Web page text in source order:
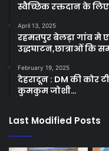
स्वैच्छिक रक्तदान के
April 13, 2025
रहमतपुर बेलड़ा गांव
उद्धघाटन,छात्राओं कि
February 19, 2025
देहरादून : DM की कोर
कुमकुम जोशी…
Last Modified Posts